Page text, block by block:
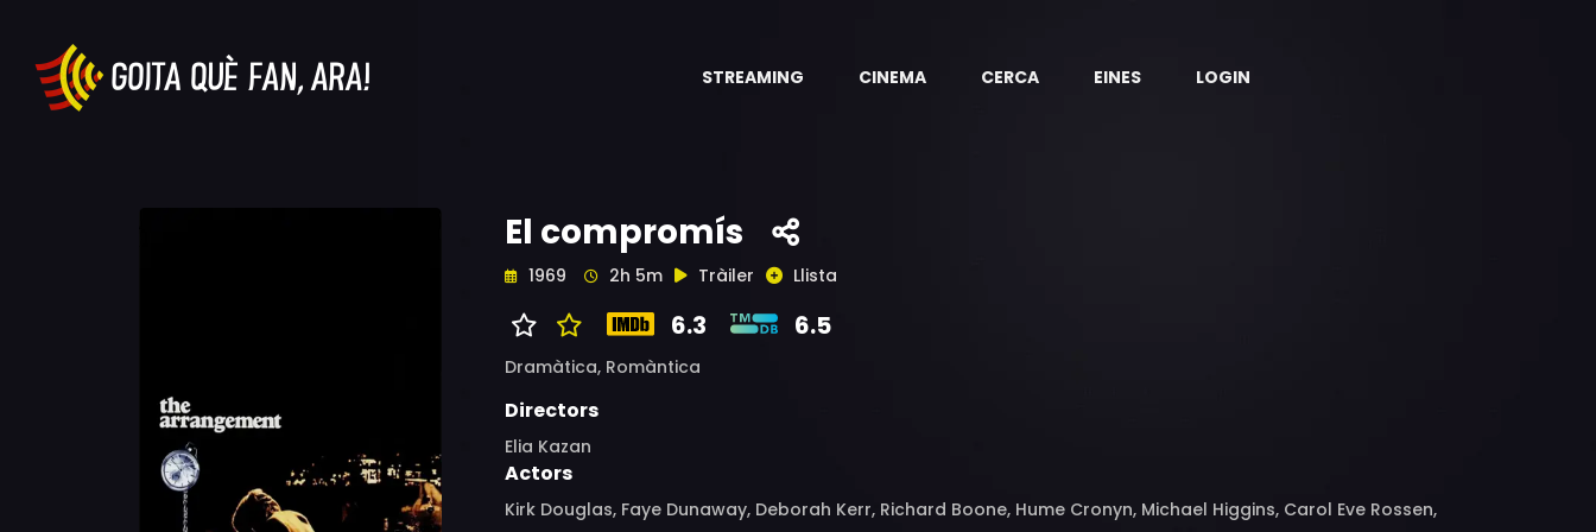
STREAMING CINEMA CERCA EINES LOGIN
El compromís
1969 2h 5m Tràiler Llista
6.3 6.5
Dramàtica, Romàntica
Directors
Elia Kazan
Actors
Kirk Douglas, Faye Dunaway, Deborah Kerr, Richard Boone, Hume Cronyn, Michael Higgins, Carol Eve Rossen,